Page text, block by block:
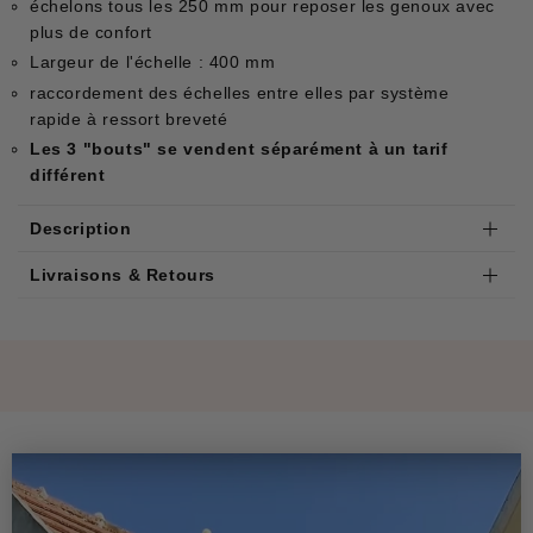
échelons tous les 250 mm pour reposer les genoux avec
plus de confort
Largeur de l'échelle : 400 mm
raccordement des échelles entre elles par système
rapide à ressort breveté
Les 3 "bouts" se vendent séparément à un tarif
différent
Description
Livraisons & Retours